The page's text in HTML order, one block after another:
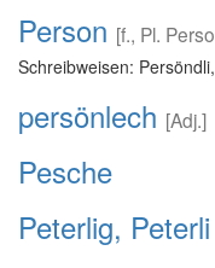
Person [f., Pl.
Schreibweisen:
persönlech [Adj.]
Pesche
Peterlig, Peterli